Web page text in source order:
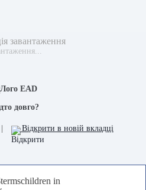
довго?
Відкрити в новій вкладці
in